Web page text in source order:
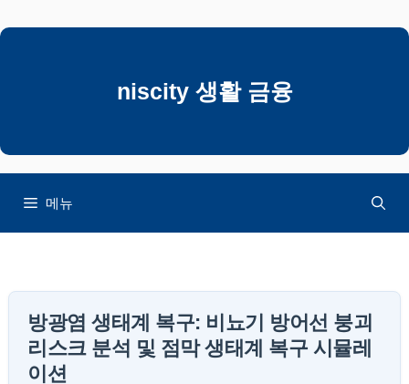
텐
뛰
niscity 생활 금융
메뉴
방광염 생태계 복구: 비뇨기 방어선 붕괴
리스크 분석 및 점막 생태계 복구 시뮬레
이션